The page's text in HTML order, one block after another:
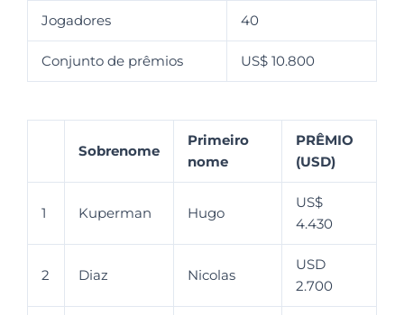
Jogadores 40
Conjunto de prêmios US$ 10.800
Sobrenome
Primeiro
nome
PRÊMIO
(USD)
1 Kuperman Hugo
US$
4.430
2 Diaz Nicolas
USD
2.700